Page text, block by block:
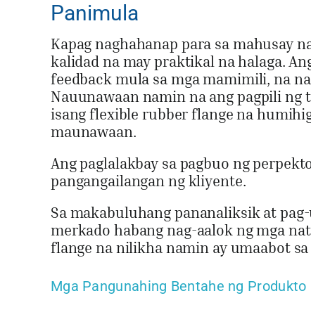
Panimula
Kapag naghahanap para sa mahusay
kalidad na may praktikal na halaga.
feedback mula sa mga mamimili, na
Nauunawaan namin na ang pagpili ng
isang flexible rubber flange na
maunawaan.
Ang paglalakbay sa pagbuo ng
pangangailangan ng kliyente.
Sa makabuluhang pananaliksik at
merkado habang nag-aalok ng mga
flange na nilikha namin ay umaabot
Mga Pangunahing Bentahe ng Produkto